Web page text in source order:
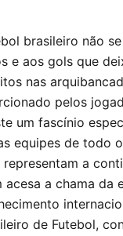
brasileiro não
e aos gols que
nas
pelos
um fascínio
equipes de todo
representam a
a chama da
de Futebol,